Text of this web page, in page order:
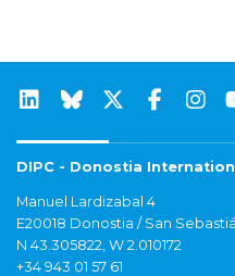
DIPC - Donostia
Manuel Lardizabal 4
E20018 Donostia / San
N 43.305822, W 2.010172
+34 943 01 57 61